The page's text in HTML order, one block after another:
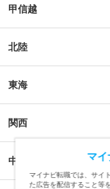
甲信越
北陸
東海
関西
中国 マ
マイナビ転職では、サイ
た広告を配信すること等